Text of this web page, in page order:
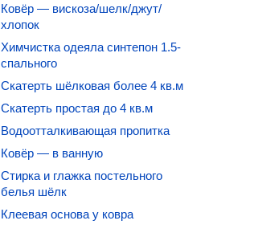
Ковёр — вискоза/шелк/джут/
хлопок
Химчистка одеяла синтепон 1.5-
спального
Скатерть шёлковая более 4 кв.м
Скатерть простая до 4 кв.м
Водоотталкивающая пропитка
Ковёр — в ванную
Стирка и глажка постельного
белья шёлк
Клеевая основа у ковра